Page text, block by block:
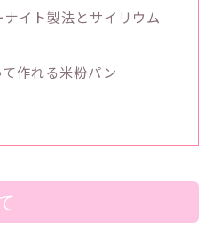
イト製法とサイリウム
作れる米粉パン